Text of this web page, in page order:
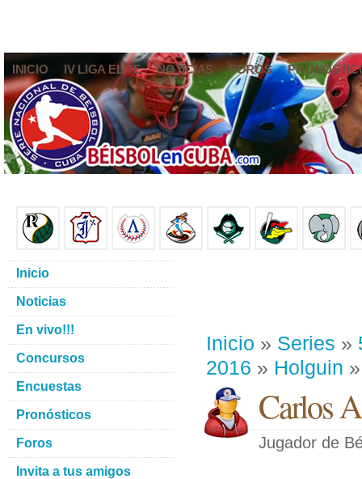
INICIO IV LIGA ELITE NOTICIAS FOROS
Inicio » Series »
2016 » Holguin
Carlos
Jugador de
Inicio
Noticias
En vivo!!!
Concursos
Encuestas
Pronósticos
Foros
Invita a tus amigos